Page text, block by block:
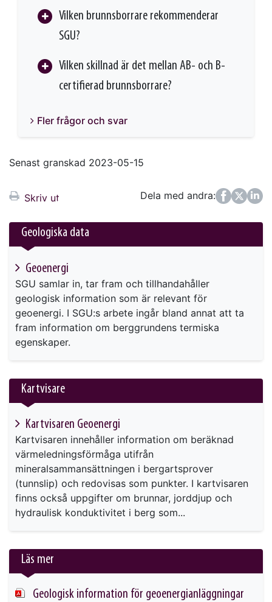
Vilken brunnsborrare rekommenderar
SGU?
Vilken skillnad är det mellan AB- och B-
certifierad brunnsborrare?
Fler frågor och svar
Senast granskad 2023-05-15
Skriv ut Dela med andra:
FacebookTwitter
LinkedIn
Geologiska data
Geoenergi
SGU samlar in, tar fram och tillhandahåller
geologisk information som är relevant för
geoenergi. I SGU:s arbete ingår bland annat att ta
fram information om berggrundens termiska
egenskaper.
Kartvisare
Kartvisaren Geoenergi
Kartvisaren innehåller information om beräknad
värmeledningsförmåga utifrån
mineralsammansättningen i bergartsprover
(tunnslip) och redovisas som punkter. I kartvisaren
finns också uppgifter om brunnar, jorddjup och
hydraulisk konduktivitet i berg som...
Läs mer
Geologisk information för geoenergianläggningar